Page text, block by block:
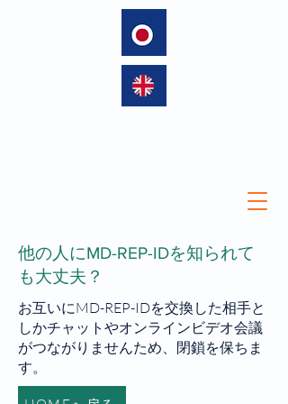
他の人にMD-REP-IDを知られて
も大丈夫？
お互いにMD-REP-IDを交換した相手と
しかチャットやオンラインビデオ会議
がつながりませんため、閉鎖を保ちま
す。